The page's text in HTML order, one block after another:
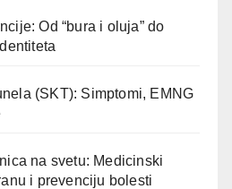
Od “bura i oluja” do
(SKT): Simptomi, EMNG
na svetu: Medicinski
i prevenciju bolesti